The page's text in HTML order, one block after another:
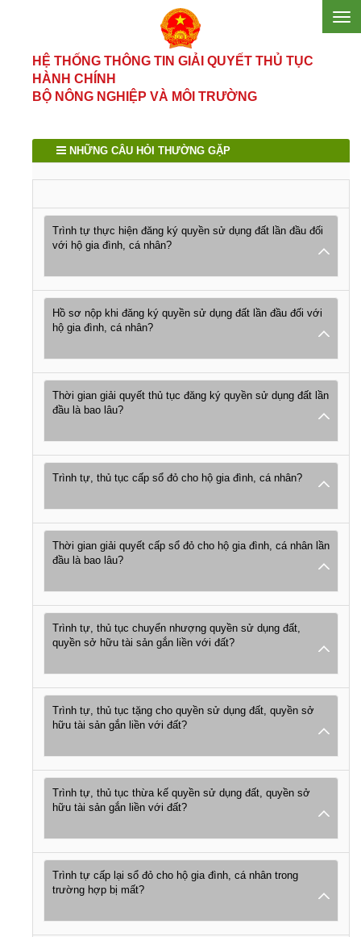
HỆ THỐNG THÔNG TIN GIẢI QUYẾT THỦ TỤC
HÀNH CHÍNH
BỘ NÔNG NGHIỆP VÀ MÔI TRƯỜNG
NHỮNG CÂU HỎI THƯỜNG GẶP
Trình tự thực hiện đăng ký quyền sử dụng đất lần đầu đối
với hộ gia đình, cá nhân?
Hồ sơ nộp khi đăng ký quyền sử dụng đất lần đầu đối với
hộ gia đình, cá nhân?
Thời gian giải quyết thủ tục đăng ký quyền sử dụng đất lần
đầu là bao lâu?
Trình tự, thủ tục cấp sổ đỏ cho hộ gia đình, cá nhân?
Thời gian giải quyết cấp sổ đỏ cho hộ gia đình, cá nhân lần
đầu là bao lâu?
Trình tự, thủ tục chuyển nhượng quyền sử dụng đất,
quyền sở hữu tài sản gắn liền với đất?
Trình tự, thủ tục tặng cho quyền sử dụng đất, quyền sở
hữu tài sản gắn liền với đất?
Trình tự, thủ tục thừa kế quyền sử dụng đất, quyền sở
hữu tài sản gắn liền với đất?
Trình tự cấp lại sổ đỏ cho hộ gia đình, cá nhân trong
trường hợp bị mất?